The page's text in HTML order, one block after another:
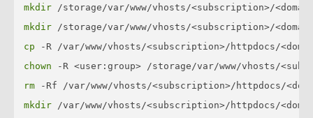
mkdir
mkdir
cp
chown
rm
mkdir